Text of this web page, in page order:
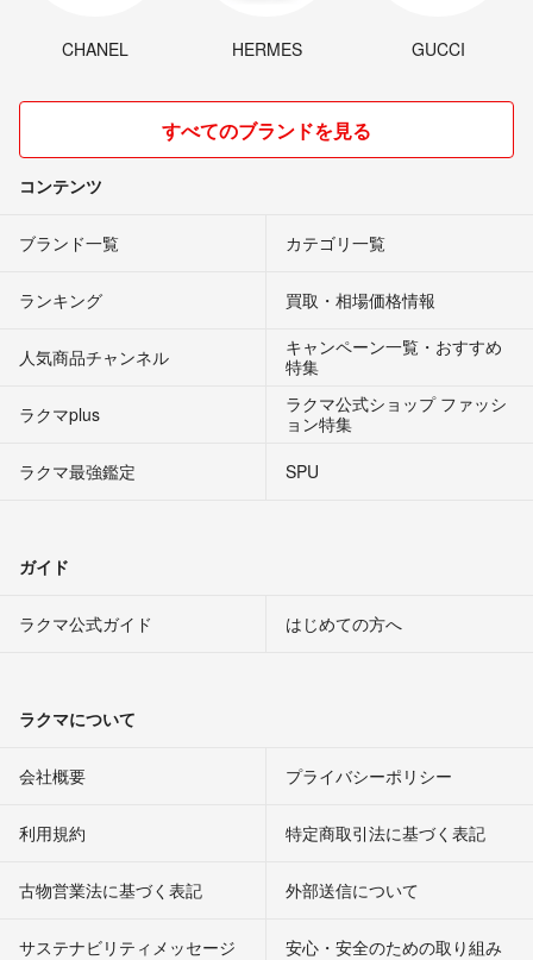
CHANEL HERMES GUCCI
すべてのブランドを見る
コンテンツ
ブランド一覧 カテゴリ一覧
ランキング 買取・相場価格情報
人気商品チャンネル
キャンペーン一覧・おすすめ
特集
ラクマplus
ラクマ公式ショップ ファッシ
ョン特集
ラクマ最強鑑定
SPU
ガイド
ラクマ公式ガイド はじめての方へ
ラクマについて
会社概要 プライバシーポリシー
利用規約 特定商取引法に基づく表記
古物営業法に基づく表記 外部送信について
サステナビリティメッセージ 安心・安全のための取り組み